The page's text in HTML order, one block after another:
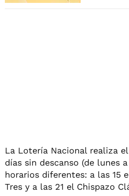
La Lotería Nacional realiza
días sin descanso (de lunes
horarios diferentes: a las 15
Tres y a las 21 el Chispazo